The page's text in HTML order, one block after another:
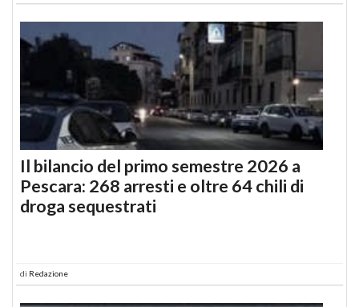
Il bilancio del primo semestre 2026 a
Pescara: 268 arresti e oltre 64 chili di
droga sequestrati
di Redazione